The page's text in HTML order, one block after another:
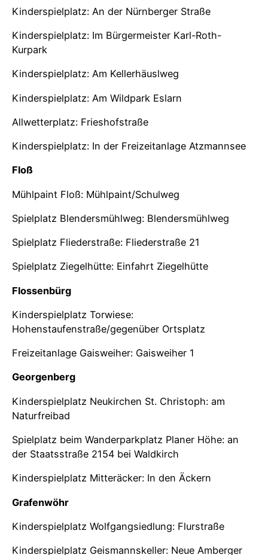
Kinderspielplatz: An der Nürnberger Straße
Kinderspielplatz: Im Bürgermeister Karl-Roth-
Kurpark
Kinderspielplatz: Am Kellerhäuslweg
Kinderspielplatz: Am Wildpark Eslarn
Allwetterplatz: Frieshofstraße
Kinderspielplatz: In der Freizeitanlage Atzmannsee
Floß
Mühlpaint Floß: Mühlpaint/Schulweg
Spielplatz Blendersmühlweg: Blendersmühlweg
Spielplatz Fliederstraße: Fliederstraße 21
Spielplatz Ziegelhütte: Einfahrt Ziegelhütte
Flossenbürg
Kinderspielplatz Torwiese:
Hohenstaufenstraße/gegenüber Ortsplatz
Freizeitanlage Gaisweiher: Gaisweiher 1
Georgenberg
Kinderspielplatz Neukirchen St. Christoph: am
Naturfreibad
Spielplatz beim Wanderparkplatz Planer Höhe: an
der Staatsstraße 2154 bei Waldkirch
Kinderspielplatz Mitteräcker: In den Äckern
Grafenwöhr
Kinderspielplatz Wolfgangsiedlung: Flurstraße
Kinderspielplatz Geismannskeller: Neue Amberger